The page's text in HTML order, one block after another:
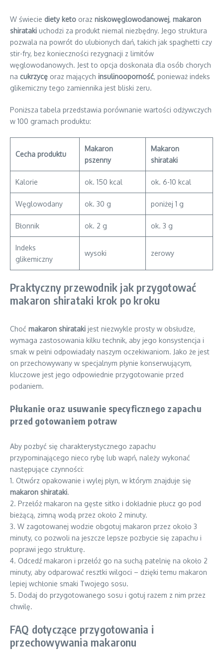
W świecie diety keto oraz niskowęglowodanowej, makaron
shirataki uchodzi za produkt niemal niezbędny. Jego struktura
pozwala na powrót do ulubionych dań, takich jak spaghetti czy
stir-fry, bez konieczności rezygnacji z limitów
węglowodanowych. Jest to opcja doskonała dla osób chorych
na cukrzycę oraz mających insulinooporność, ponieważ indeks
glikemiczny tego zamiennika jest bliski zeru.
Poniższa tabela przedstawia porównanie wartości odżywczych
w 100 gramach produktu:
Cecha produktu
Makaron
pszenny
Makaron
shirataki
Kalorie ok. 150 kcal ok. 6-10 kcal
Węglowodany ok. 30 g poniżej 1 g
Błonnik ok. 2 g ok. 3 g
Indeks
glikemiczny
wysoki zerowy
Praktyczny przewodnik jak przygotować
makaron shirataki krok po kroku
Choć makaron shirataki jest niezwykle prosty w obsłudze,
wymaga zastosowania kilku technik, aby jego konsystencja i
smak w pełni odpowiadały naszym oczekiwaniom. Jako że jest
on przechowywany w specjalnym płynie konserwującym,
kluczowe jest jego odpowiednie przygotowanie przed
podaniem.
Płukanie oraz usuwanie specyficznego zapachu
przed gotowaniem potraw
Aby pozbyć się charakterystycznego zapachu
przypominającego nieco rybę lub wapń, należy wykonać
następujące czynności:
1. Otwórz opakowanie i wylej płyn, w którym znajduje się
makaron shirataki.
2. Przełóż makaron na gęste sitko i dokładnie płucz go pod
bieżącą, zimną wodą przez około 2 minuty.
3. W zagotowanej wodzie obgotuj makaron przez około 3
minuty, co pozwoli na jeszcze lepsze pozbycie się zapachu i
poprawi jego strukturę.
4. Odcedź makaron i przełóż go na suchą patelnię na około 2
minuty, aby odparować resztki wilgoci – dzięki temu makaron
lepiej wchłonie smaki Twojego sosu.
5. Dodaj do przygotowanego sosu i gotuj razem z nim przez
chwilę.
FAQ dotyczące przygotowania i
przechowywania makaronu